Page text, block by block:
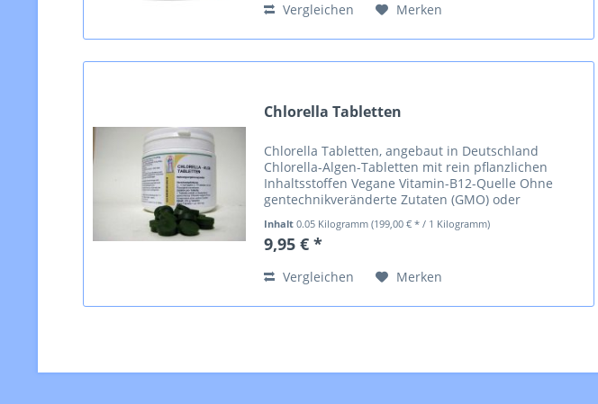
Vergleichen Merken
Chlorella Tabletten
Chlorella Tabletten, angebaut in Deutschland
Chlorella-Algen-Tabletten mit rein pflanzlichen
Inhaltsstoffen Vegane Vitamin-B12-Quelle Ohne
gentechnikveränderte Zutaten (GMO) oder
Aromen,...
Inhalt0.05 Kilogramm(199,00 € * / 1 Kilogramm)
9,95 € *
Vergleichen Merken